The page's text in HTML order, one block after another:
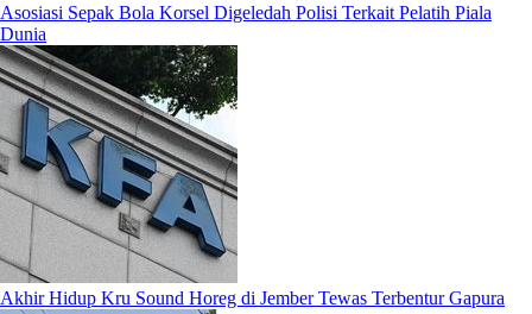
Asosiasi Sepak Bola Korsel Digeledah Polisi Terkait Pelatih Piala
Dunia
Akhir Hidup Kru Sound Horeg di Jember Tewas Terbentur Gapura